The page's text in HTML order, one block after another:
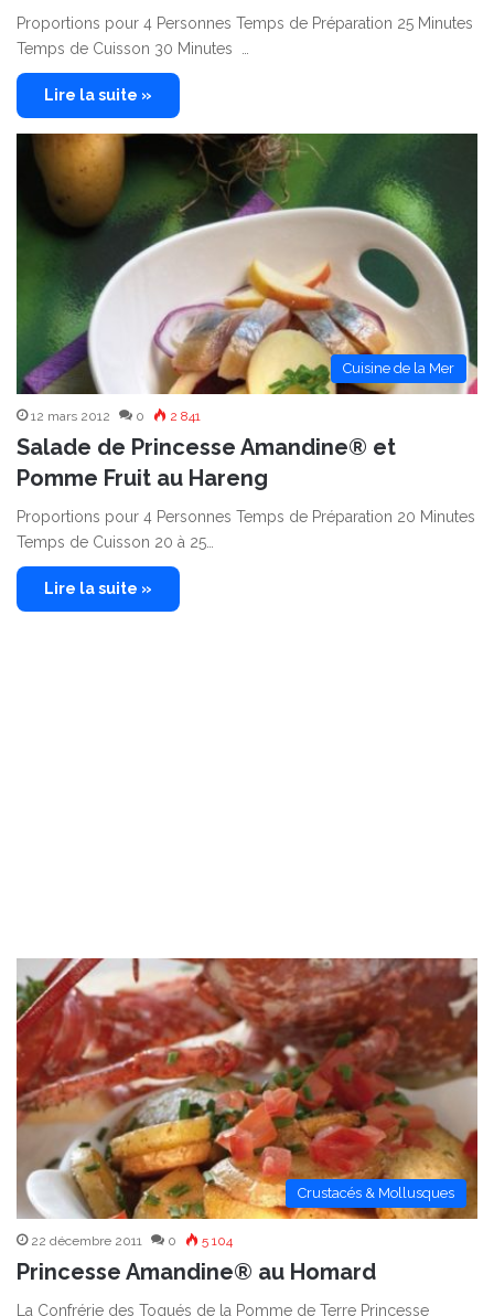
Proportions pour 4 Personnes Temps de Préparation 25 Minutes
Temps de Cuisson 30 Minutes …
Lire la suite »
Cuisine de la Mer
12 mars 2012 0 2 841
Salade de Princesse Amandine® et
Pomme Fruit au Hareng
Proportions pour 4 Personnes Temps de Préparation 20 Minutes
Temps de Cuisson 20 à 25…
Lire la suite »
Crustacés & Mollusques
22 décembre 2011 0 5 104
Princesse Amandine® au Homard
La Confrérie des Toqués de la Pomme de Terre Princesse